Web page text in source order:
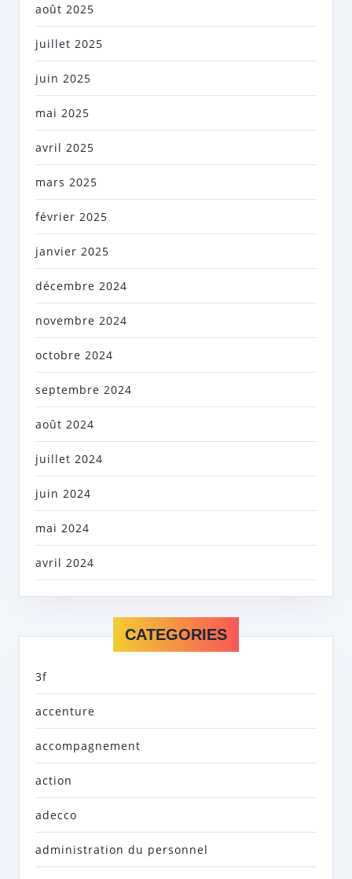
août 2025
juillet 2025
juin 2025
mai 2025
avril 2025
mars 2025
février 2025
janvier 2025
décembre 2024
novembre 2024
octobre 2024
septembre 2024
août 2024
juillet 2024
juin 2024
mai 2024
avril 2024
CATEGORIES
3f
accenture
accompagnement
action
adecco
administration du personnel